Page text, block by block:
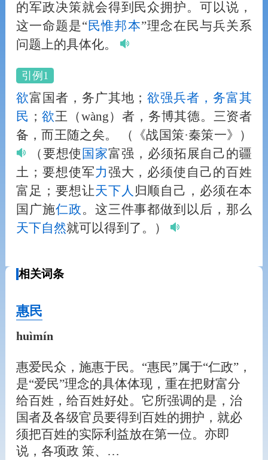
的军政决策就会得到民众拥护。可以说，
这一命题是“民惟邦本”理念在民与兵关系
问题上的具体化。
引例1
欲富国者，务广其地； 欲强兵者，务富其
民 ； 欲王（wàng）者，务博其德。三资者
备，而王随之矣。
（《战国策·秦策一》）
（要想使 国家富强，必须拓展自己的疆
土；要想使军力强大，必须使自己的百姓
富足；要想让天下 人 归顺自己，必须在本
国广施仁政。这三件事都做到以后，那么
天下自然就可以得到了。）
相关词条
惠民
huìmín
惠爱民众，施惠于民。“惠民”属于“仁政”，
是“爱民”理念的具体体现，重在把财富分
给百姓，给百姓好处。它所强调的是，治
国者及各级官员要得到百姓的拥护，就必
须把百姓的实际利益放在第一位。亦即
说，各项政 策、…